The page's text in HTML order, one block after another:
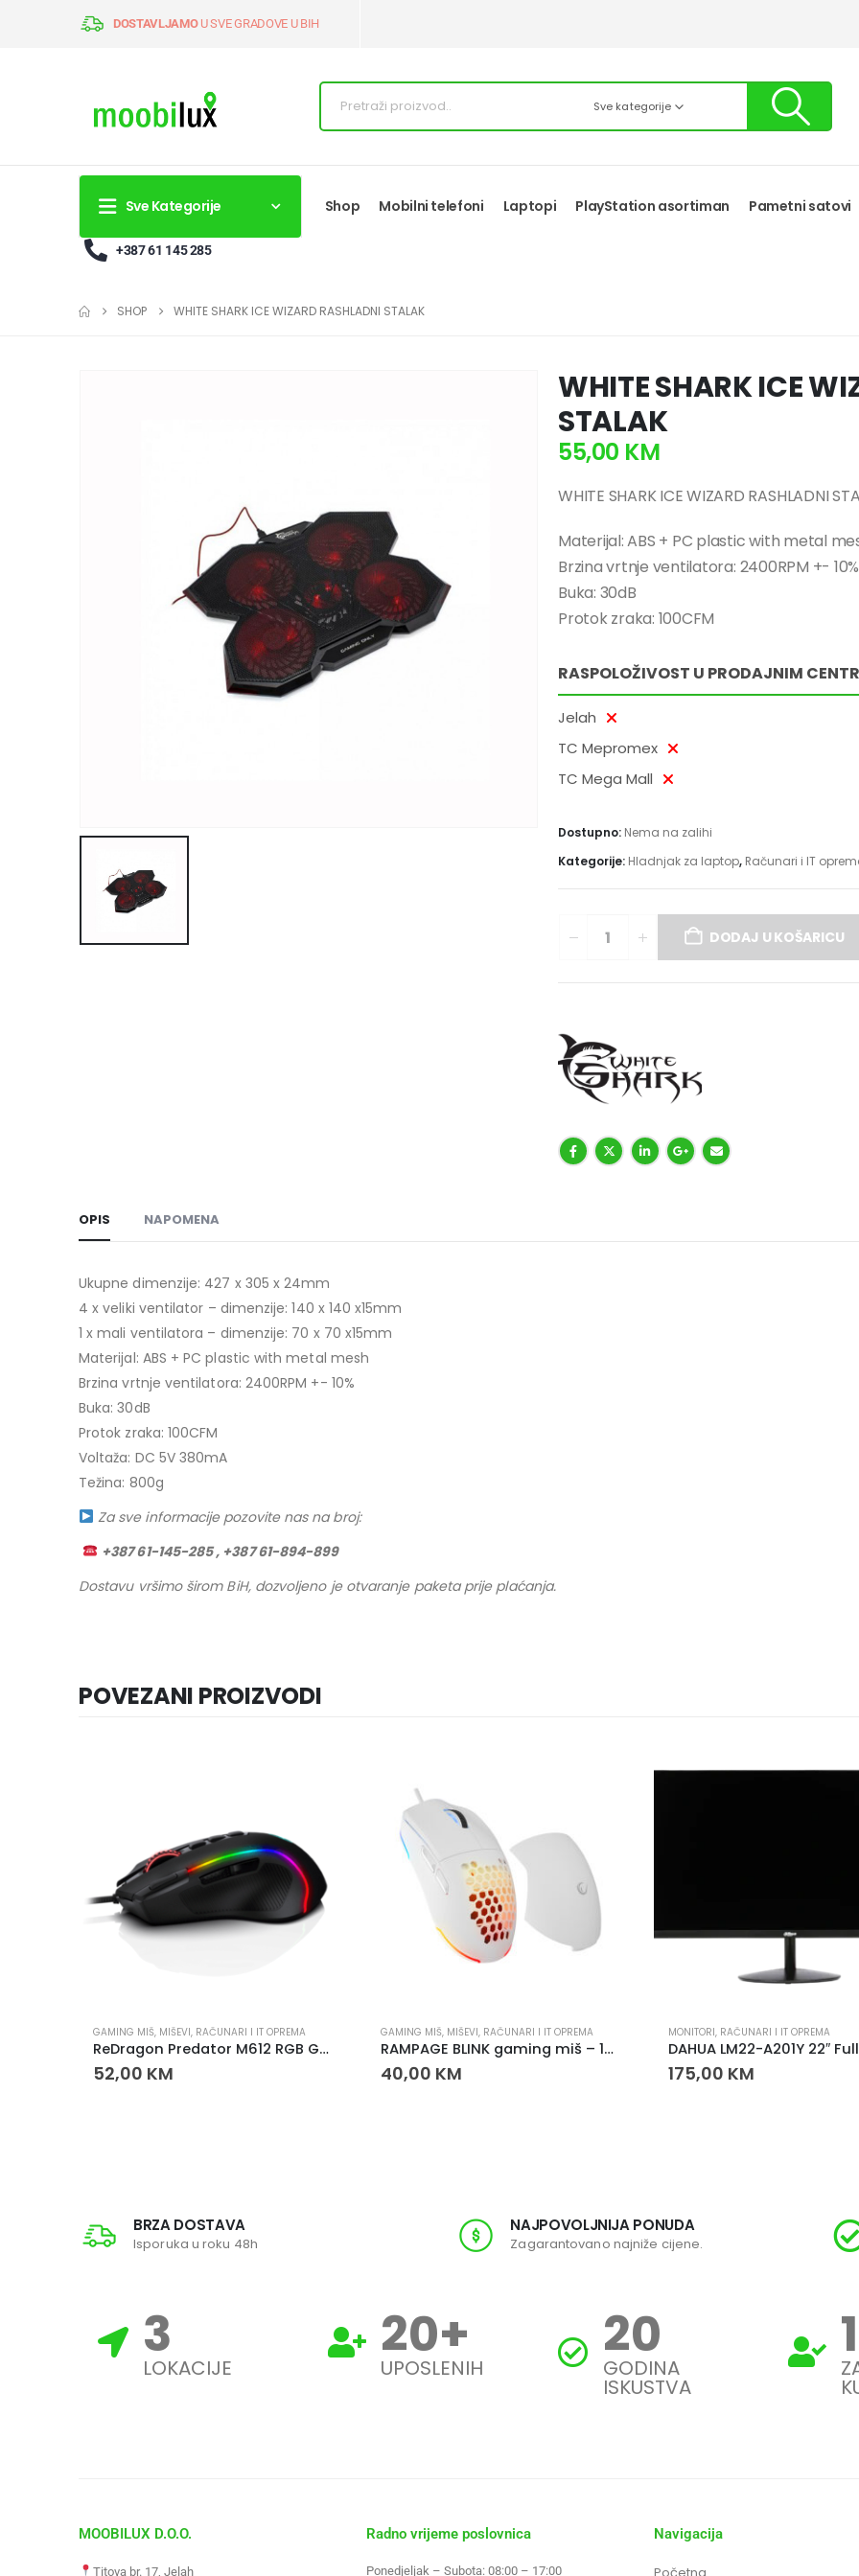
DOSTAVLJAMOU SVE GRADOVE U BIH
Sve kategorije
Sve Kategorije Shop Mobilni telefoni Laptopi PlayStation asortiman Pametni satovi
+387 61 145 285
SHOP WHITE SHARK ICE WIZARD RASHLADNI STALAK
WHITE SHARK ICE
STALAK
55,00 KM
WHITE SHARK ICE WIZARD RASHLADNI
Materijal: ABS + PC plastic with metal
Brzina vrtnje ventilatora: 2400RPM +- 10%
Buka: 30dB
Protok zraka: 100CFM
RASPOLOŽIVOST U PRODAJNIM
Jelah
TC Mepromex
TC Mega Mall
Dostupno: Nema na zalihi
Kategorije: Hladnjak za laptop, Računari i IT
DODAJ U KOŠARICU
OPIS NAPOMENA
Ukupne dimenzije: 427 x 305 x 24mm
4 x veliki ventilator – dimenzije: 140 x 140 x15mm
1 x mali ventilatora – dimenzije: 70 x 70 x15mm
Materijal: ABS + PC plastic with metal mesh
Brzina vrtnje ventilatora: 2400RPM +- 10%
Buka: 30dB
Protok zraka: 100CFM
Voltaža: DC 5V 380mA
Težina: 800g
Za sve informacije pozovite nas na broj:
+387 61-145-285 , +387 61-894-899
Dostavu vršimo širom BiH, dozvoljeno je otvaranje paketa prije plaćanja.
POVEZANI PROIZVODI
GAMING MIŠ, MIŠEVI, RAČUNARI I IT OPREMA
ReDragon Predator M612 RGB Gaming Miš
52,00 KM
GAMING MIŠ, MIŠEVI, RAČUNARI I IT OPREMA
RAMPAGE BLINK gaming miš – 12800 DPI, INSTANT 825F senzor, 1000Hz
40,00 KM
MONITORI, RAČUNARI I IT OPREMA
175,00 KM
BRZA DOSTAVA
Isporuka u roku 48h
NAJPOVOLJNIJA PONUDA
Zagarantovano najniže cijene.
3
LOKACIJE 20+
UPOSLENIH 20
GODINA
ISKUSTVA
MOOBILUX D.O.O.
Titova br. 17, Jelah
Radno vrijeme poslovnica
Ponedjeljak – Subota: 08:00 – 17:00
Navigacija